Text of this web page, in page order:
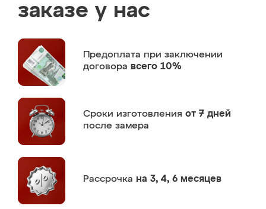
заказе у нас
Предоплата при заключении
договора всего 10%
Сроки изготовления от 7 дней
после замера
Рассрочка на 3, 4, 6 месяцев